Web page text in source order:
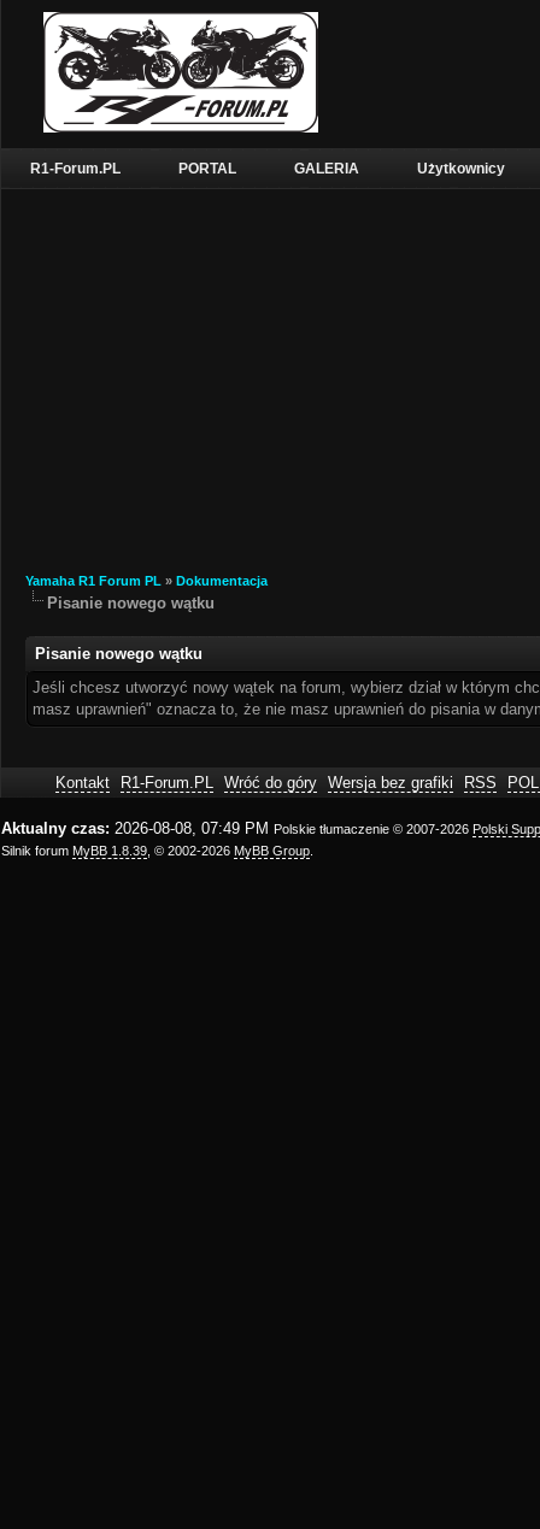
R1-Forum.PL PORTAL GALERIA Użytkownicy
Yamaha R1 Forum PL » Dokumentacja
Pisanie nowego wątku
Pisanie nowego wątku
Jeśli chcesz utworzyć nowy wątek na forum, wybierz dział w którym
masz uprawnień" oznacza to, że nie masz uprawnień do pisania w
Kontakt R1-Forum.PL Wróć do góry Wersja bez grafiki RSS
Aktualny czas: 2026-08-08, 07:49 PM Polskie tłumaczenie © 2007-2026 Polski
Silnik forum MyBB 1.8.39 , © 2002-2026 MyBB Group